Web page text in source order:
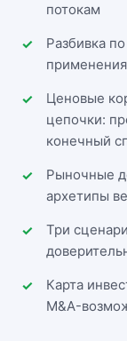
потокам
Разбивка
Ценовые
цепочки:
конечный
Рыночные
архетипы
Три
Карта
M&A-